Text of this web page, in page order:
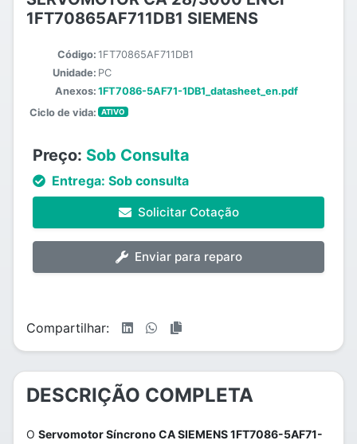
1FT70865AF711DB1 SIEMENS
Código: 1FT70865AF711DB1
Unidade: PC
Anexos: 1FT7086-5AF71-1DB1_datasheet_en.pdf
Ciclo de vida:
ATIVO
Preço: Sob Consulta
Entrega: Sob consulta
Solicitar Cotação
Enviar para reparo
Compartilhar:
DESCRIÇÃO COMPLETA
O Servomotor Síncrono CA SIEMENS 1FT7086-5AF71-